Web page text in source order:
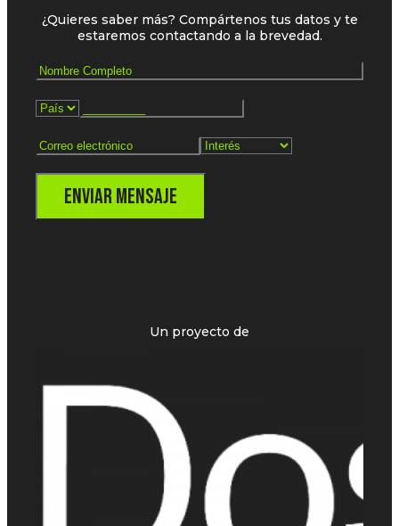
¿Quieres saber más? Compártenos tus datos y te
estaremos contactando a la brevedad.
Enviar Mensaje
Un proyecto de